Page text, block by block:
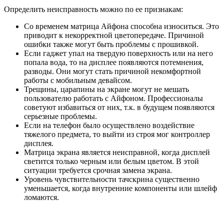
Определить неисправность можно по ее признакам:
Со временем матрица Айфона способна износиться. Это
приводит к некорректной цветопередаче. Причиной
ошибки также могут быть проблемы с прошивкой.
Если гаджет упал на твердую поверхность или на него
попала вода, то на дисплее появляются потемнения,
разводы. Они могут стать причиной некомфортной
работы с мобильным девайсом.
Трещины, царапины на экране могут не мешать
пользователю работать с Айфоном. Профессионалы
советуют избавиться от них, т.к. в будущем появляются
серьезные проблемы.
Если на телефон было осуществлено воздействие
тяжелого предмета, то выйти из строя мог контроллер
дисплея.
Матрица экрана является неисправной, когда дисплей
светится только черным или белым цветом. В этой
ситуации требуется срочная замена экрана.
Уровень чувствительности тачскрина существенно
уменьшается, когда внутренние компоненты или шлейф
ломаются.